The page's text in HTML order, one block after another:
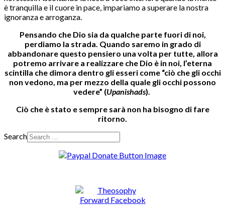
è tranquilla e il cuore in pace, impariamo a superare la nostra
ignoranza e arroganza.
Pensando che Dio sia da qualche parte fuori di noi,
perdiamo la strada. Quando saremo in grado di
abbandonare questo pensiero una volta per tutte, allora
potremo arrivare a realizzare che Dio è in noi, l’eterna
scintilla che dimora dentro gli esseri come “ciò che gli occhi
non vedono, ma per mezzo della quale gli occhi possono
vedere” (Upanishads).
Ciò che è stato e sempre sarà non ha bisogno di fare
ritorno.
Search